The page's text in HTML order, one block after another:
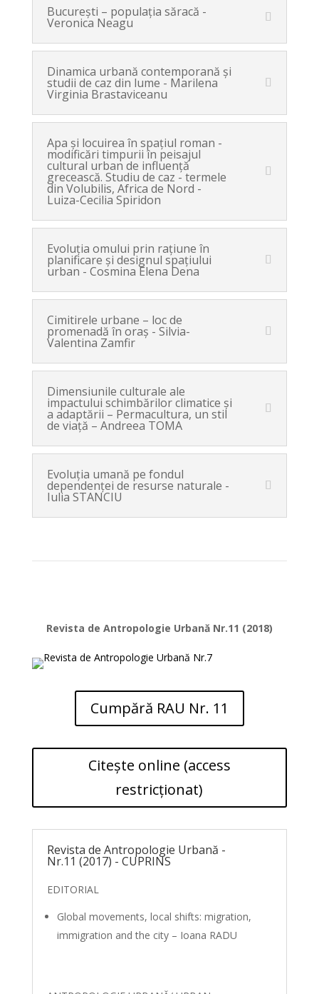
Bucureşti – populaţia săracă -
Veronica Neagu
Dinamica urbană contemporană şi
studii de caz din lume - Marilena
Virginia Brastaviceanu
Apa şi locuirea în spaţiul roman -
modificări timpurii în peisajul
cultural urban de influenţă
grecească. Studiu de caz - termele
din Volubilis, Africa de Nord -
Luiza-Cecilia Spiridon
Evoluţia omului prin raţiune în
planificare şi designul spaţiului
urban - Cosmina Elena Dena
Cimitirele urbane – loc de
promenadă în oraş - Silvia-
Valentina Zamfir
Dimensiunile culturale ale
impactului schimbărilor climatice şi
a adaptării – Permacultura, un stil
de viaţă – Andreea TOMA
Evoluţia umană pe fondul
dependenţei de resurse naturale -
Iulia STANCIU
Revista de Antropologie Urbană Nr.11 (2018)
Cumpără RAU Nr. 11
Citește online (access
restricționat)
Revista de Antropologie Urbană -
Nr.11 (2017) - CUPRINS
EDITORIAL
Global movements, local shifts: migration,
immigration and the city – Ioana RADU